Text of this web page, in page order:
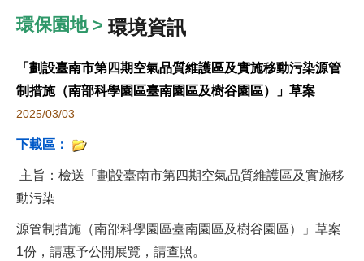
環保園地 > 環境資訊
「劃設臺南市第四期空氣品質維護區及實施移動污染源管
制措施（南部科學園區臺南園區及樹谷園區）」草案
2025/03/03
下載區：
主旨：檢送「劃設臺南市第四期空氣品質維護區及實施移
動污染
源管制措施（南部科學園區臺南園區及樹谷園區）」草案
1份，請惠予公開展覽，請查照。